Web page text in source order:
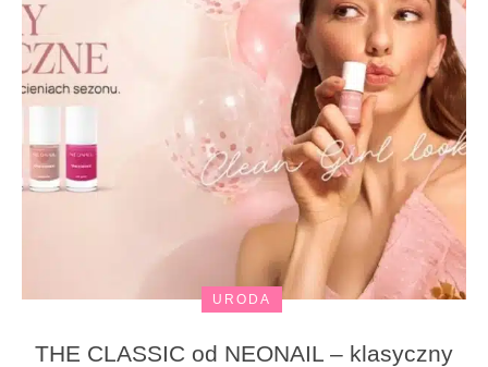
URODA
THE CLASSIC od NEONAIL – klasyczny